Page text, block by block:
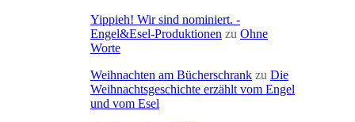
Yippieh! Wir sind nominiert. -
Engel&Esel-Produktionen zu Ohne
Worte
Weihnachten am Bücherschrank zu Die
Weihnachtsgeschichte erzählt vom Engel
und vom Esel